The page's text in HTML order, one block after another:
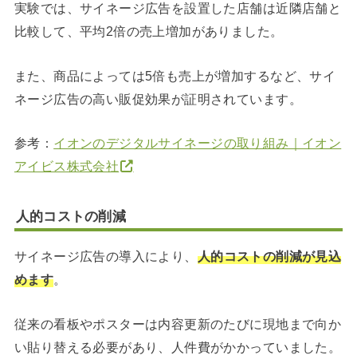
実験では、サイネージ広告を設置した店舗は近隣店舗と
比較して、平均2倍の売上増加がありました。
また、商品によっては5倍も売上が増加するなど、サイ
ネージ広告の高い販促効果が証明されています。
参考： イオンのデジタルサイネージの取り組み｜イオン
アイビス株式会社
人的コストの削減
サイネージ広告の導入により、 人的コストの削減が見込
めます。
従来の看板やポスターは内容更新のたびに現地まで向か
い貼り替える必要があり、人件費がかかっていました。